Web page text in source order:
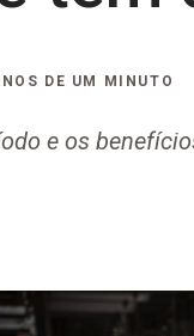
DE UM MINUTO
e os